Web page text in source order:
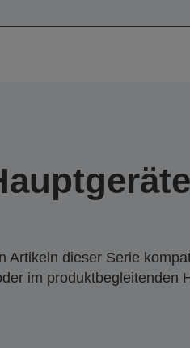
dieser Serie
im produktbegleitenden